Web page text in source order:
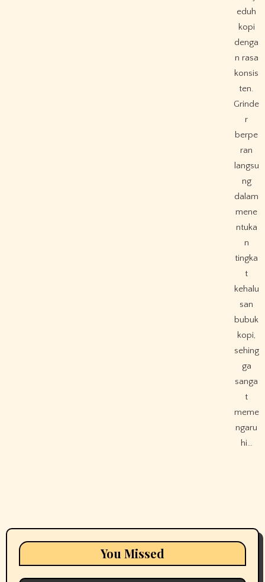
eduh
kopi
denga
n rasa
konsis
ten.
Grinde
r
berpe
ran
langsu
ng
dalam
mene
ntuka
n
tingka
t
kehalu
san
bubuk
kopi,
sehing
ga
sanga
t
meme
ngaru
hi…
You Missed